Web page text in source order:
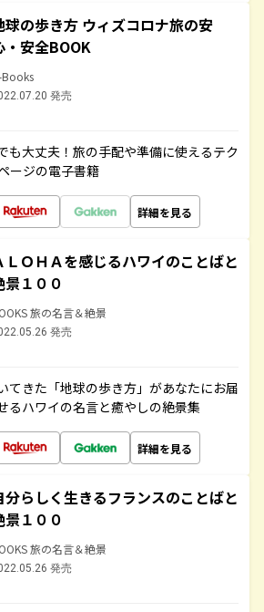
球の歩き方 ウィズコロナ旅の安
・安全BOOK
Books
発売
も大丈夫！旅の手配や準備に使えるテク
ージの電子書籍
詳細を見る
ＬＯＨＡを感じるハワイのことばと
景１００
旅の名言＆絶景
発売
てきた「地球の歩き方」があなたにお届
るハワイの名言と癒やしの絶景集
詳細を見る
分らしく生きるフランスのことばと
景１００
旅の名言＆絶景
発売